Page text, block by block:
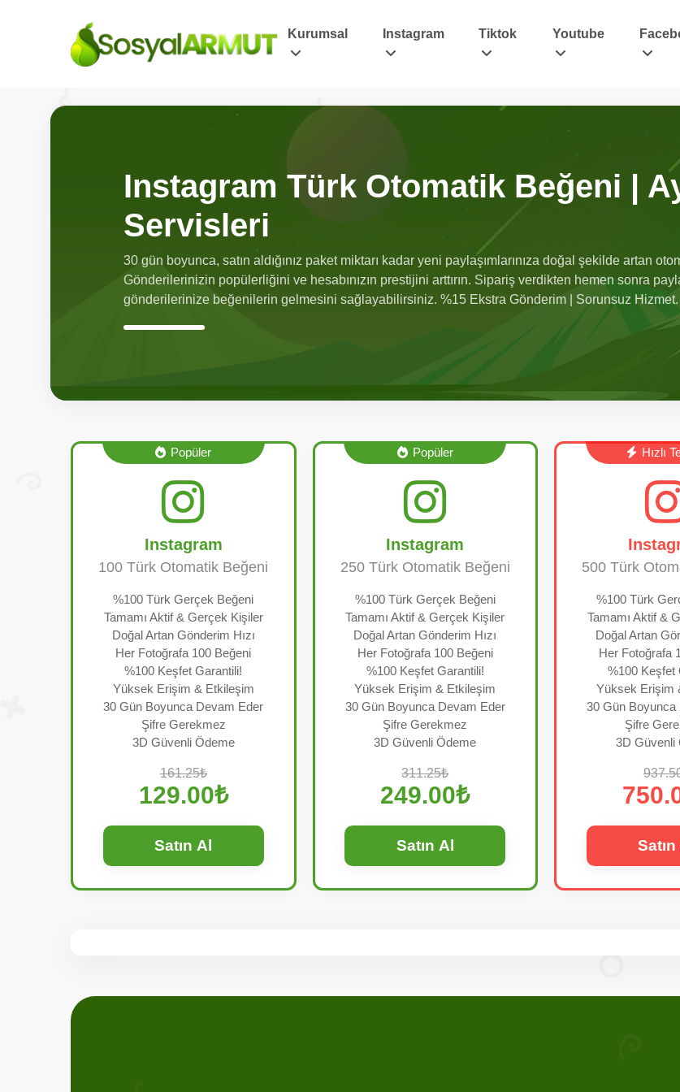
Kurumsal Instagram Tiktok Youtube
Instagram Türk Otomatik Beğeni |
Servisleri
30 gün boyunca, satın aldığınız paket miktarı kadar yeni paylaşımlarınıza doğal şekilde artan
Gönderilerinizin popülerliğini ve hesabınızın prestijini arttırın. Sipariş verdikten hemen sonra
gönderilerinize beğenilerin gelmesini sağlayabilirsiniz. %15 Ekstra Gönderim | Sorunsuz Hizmet.
Popüler
Instagram
100 Türk Otomatik Beğeni
%100 Türk Gerçek Beğeni
Tamamı Aktif & Gerçek Kişiler
Doğal Artan Gönderim Hızı
Her Fotoğrafa 100 Beğeni
%100 Keşfet Garantili!
Yüksek Erişim & Etkileşim
30 Gün Boyunca Devam Eder
Şifre Gerekmez
3D Güvenli Ödeme
161.25₺
129.00₺
Satın Al
Popüler
Instagram
250 Türk Otomatik Beğeni
%100 Türk Gerçek Beğeni
Tamamı Aktif & Gerçek Kişiler
Doğal Artan Gönderim Hızı
Her Fotoğrafa 100 Beğeni
%100 Keşfet Garantili!
Yüksek Erişim & Etkileşim
30 Gün Boyunca Devam Eder
Şifre Gerekmez
3D Güvenli Ödeme
311.25₺
249.00₺
Satın Al
Hızlı
500 Türk
%100 Türk
Tamamı Aktif &
Doğal Artan
Her Fotoğrafa
%100 Keşfet
Yüksek Erişim
30 Gün
Şifre
3D Güvenli
Satın